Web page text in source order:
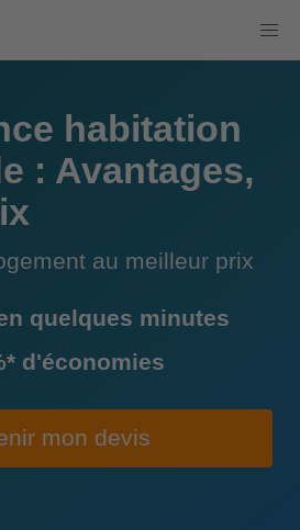
habitation
: Avantages,
au meilleur prix
quelques minutes
d'économies
mon devis